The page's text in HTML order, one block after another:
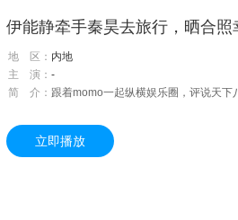
地 区： 内地
主 演： -
简 介： 跟着momo一起纵横娱乐圈，评说天下
立即播放